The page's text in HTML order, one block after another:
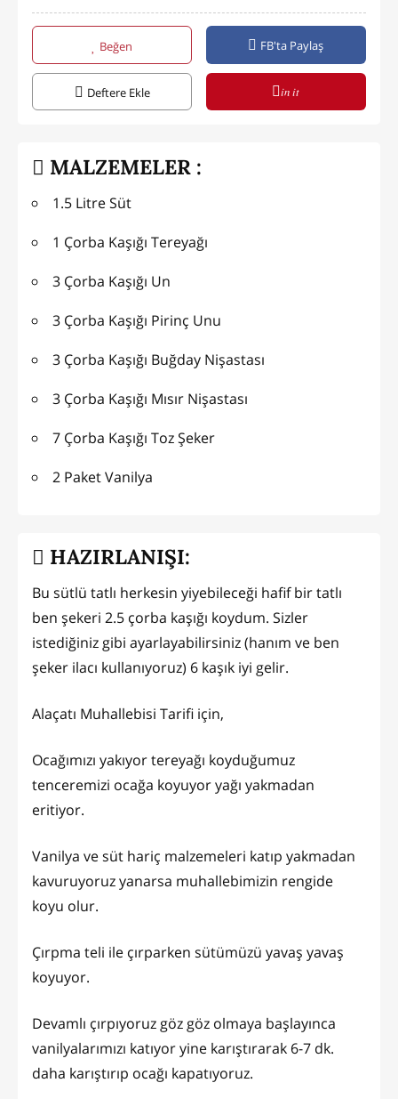
Beğen FB'ta Paylaş
Deftere Ekle in it
MALZEMELER :
1.5 Litre Süt
1 Çorba Kaşığı Tereyağı
3 Çorba Kaşığı Un
3 Çorba Kaşığı Pirinç Unu
3 Çorba Kaşığı Buğday Nişastası
3 Çorba Kaşığı Mısır Nişastası
7 Çorba Kaşığı Toz Şeker
2 Paket Vanilya
HAZIRLANIŞI:
Bu sütlü tatlı herkesin yiyebileceği hafif bir tatlı
ben şekeri 2.5 çorba kaşığı koydum. Sizler
istediğiniz gibi ayarlayabilirsiniz (hanım ve ben
şeker ilacı kullanıyoruz) 6 kaşık iyi gelir.
Alaçatı Muhallebisi Tarifi için,
Ocağımızı yakıyor tereyağı koyduğumuz
tenceremizi ocağa koyuyor yağı yakmadan
eritiyor.
Vanilya ve süt hariç malzemeleri katıp yakmadan
kavuruyoruz yanarsa muhallebimizin rengide
koyu olur.
Çırpma teli ile çırparken sütümüzü yavaş yavaş
koyuyor.
Devamlı çırpıyoruz göz göz olmaya başlayınca
vanilyalarımızı katıyor yine karıştırarak 6-7 dk.
daha karıştırıp ocağı kapatıyoruz.